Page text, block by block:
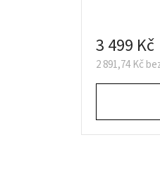
2 891,74 Kč
3 499 Kč